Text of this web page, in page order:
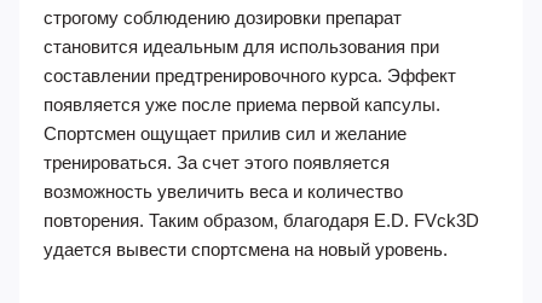
строгому соблюдению дозировки препарат
становится идеальным для использования при
составлении предтренировочного курса. Эффект
появляется уже после приема первой капсулы.
Спортсмен ощущает прилив сил и желание
тренироваться. За счет этого появляется
возможность увеличить веса и количество
повторения. Таким образом, благодаря E.D. FVck3D
удается вывести спортсмена на новый уровень.